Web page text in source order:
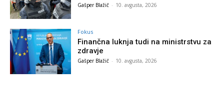
Gašper Blažič - 10. avgusta, 2026
Fokus
Finančna luknja tudi na ministrstvu za
zdravje
Gašper Blažič - 10. avgusta, 2026